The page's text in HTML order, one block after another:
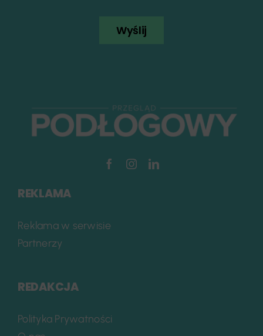
Wyślij
REKLAMA
Reklama w serwisie
Partnerzy
REDAKCJA
Polityka Prywatności